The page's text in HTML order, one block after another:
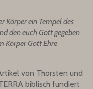
Körper ein Tempel des
den euch Gott gegeben
Körper Gott Ehre
von Thorsten und
biblisch fundiert